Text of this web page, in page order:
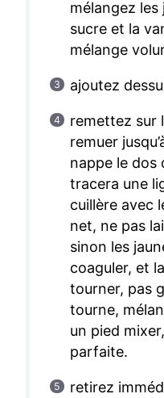
mélangez les
sucre et la
mélange
ajoutez
remettez sur
remuer
nappe le dos
tracera une
cuillère avec
net, ne pas
sinon les
coaguler, et
tourner, pas
tourne,
un pied
parfaite.
retirez